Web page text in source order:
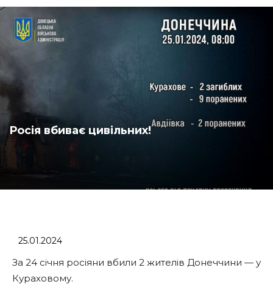
Росія вбиває цивільних!
25.01.2024
За 24 січня росіяни вбили 2 жителів Донеччини — у
Кураховому.